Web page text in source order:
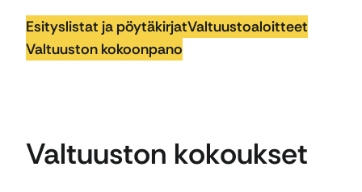
Esityslistat ja pöytäkirjatValtuustoaloitteet
Valtuuston kokoonpano
Valtuuston kokoukset